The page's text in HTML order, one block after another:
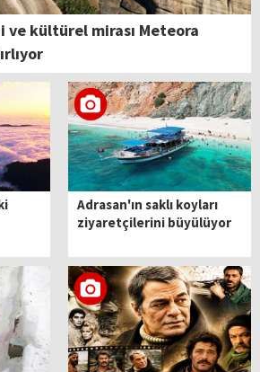
ve kültürel mirası Meteora
Adrasan'ın saklı koyları
ziyaretçilerini büyülüyor